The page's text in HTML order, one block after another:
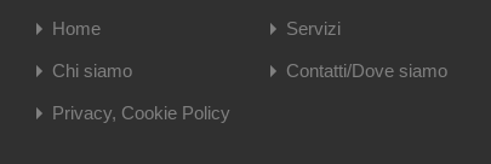
Home Servizi
Chi siamo Contatti/Dove siamo
Privacy, Cookie Policy